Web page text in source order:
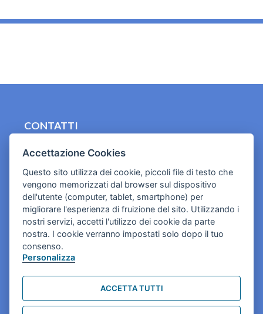
CONTATTI
Cookies e informativa privacy
Accettazione Cookies
Questo sito utilizza dei cookie, piccoli file di testo che
vengono memorizzati dal browser sul dispositivo
dell'utente (computer, tablet, smartphone) per
migliorare l'esperienza di fruizione del sito. Utilizzando i
nostri servizi, accetti l'utilizzo dei cookie da parte
nostra. I cookie verranno impostati solo dopo il tuo
consenso.
Personalizza
ACCETTA TUTTI